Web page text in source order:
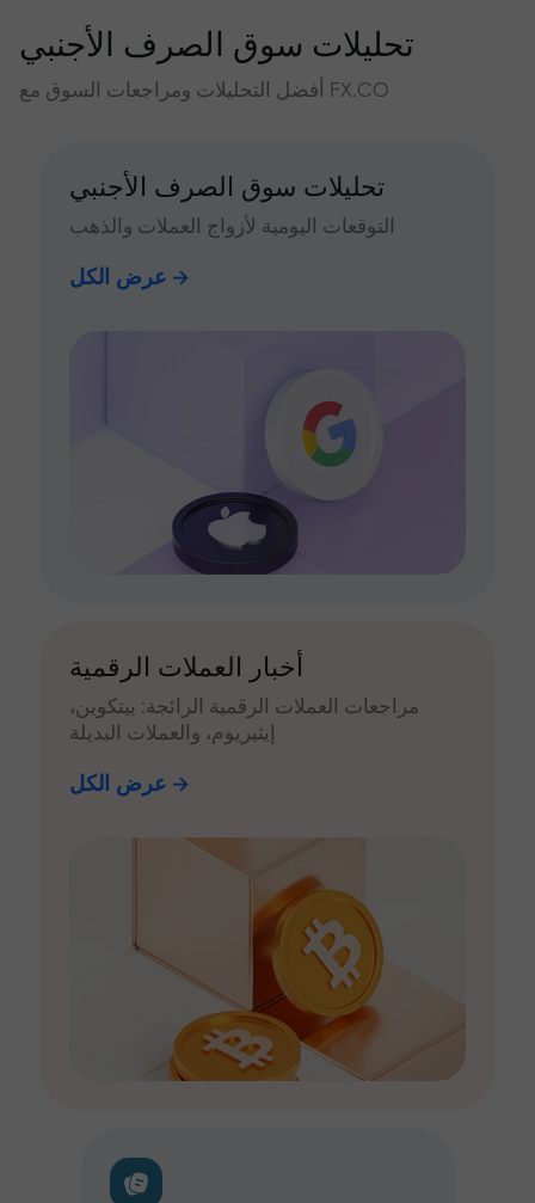
تحليلات سوق الصرف الأجنبي
أفضل التحليلات ومراجعات السوق مع FX.CO
تحليلات سوق الصرف الأجنبي
التوقعات اليومية لأزواج العملات والذهب
عرض الكل
أخبار العملات الرقمية
مراجعات العملات الرقمية الرائجة: بيتكوين،
إيثيريوم، والعملات البديلة
عرض الكل